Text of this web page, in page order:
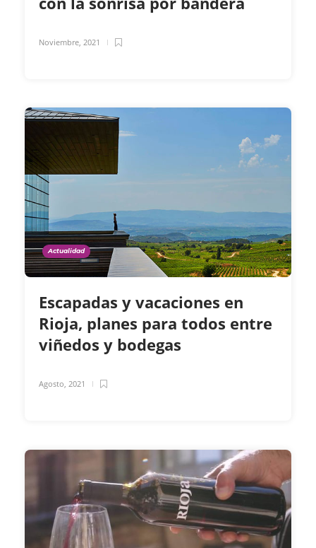
Noviembre, 2021
Actualidad
Escapadas y vacaciones en
Rioja, planes para todos entre
viñedos y bodegas
Agosto, 2021